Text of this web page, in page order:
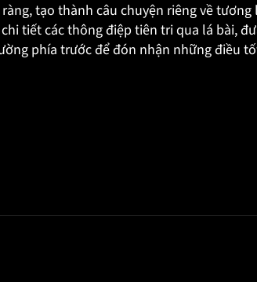
tạo thành câu chuyện riêng về
tiết các thông điệp tiên tri qua lá bài,
phía trước để đón nhận những điều